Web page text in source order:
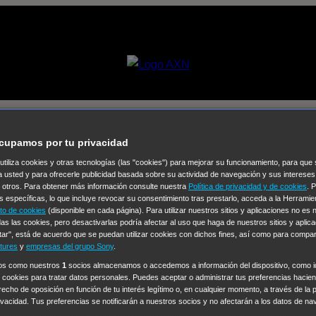
Selecciona un
Colección de Videos
Operación: Huracán House of Cards Despedida Salvaje
en familia Hudson & Rex
Lola High Country Los casos de Susan Ryeland:
Libre de Culpa Morbius NCIS: Nueva Orleans Pandora En
Chicago Fire Monarch Circuito cerrado Alert: Unidad de
por tu privacidad
cookies y otras tecnologías (las "cookies") para mejorar su funcionamiento, para que
usted y para ofrecerle publicidad basada sobre su actividad de navegación y sus
otros. Para obtener más información consulte nuestra Política de privacidad y de cookies .
específicas, lo que incluye revocar su consentimiento tras prestarlo, acceda a la
de cookies (disponible en cada página). Para utilizar nuestros sitios y aplicaciones no es
las cookies, pero desactivarlas podría afectar al uso que haga de nuestros sitios y
está de acuerdo que se puedan utilizar cookies con dichos fines, así como para
y empresas del grupo Sony.
como nuestros 1 socios almacenamos o accedemos a información del dispositivo, como
para tratar datos personales. Puedes aceptar o administrar tus preferencias
de oposición en función de tu interés legítimo o, en cualquier momento, a través de la
Tus preferencias se notificarán a nuestros socios y no afectarán a los datos de